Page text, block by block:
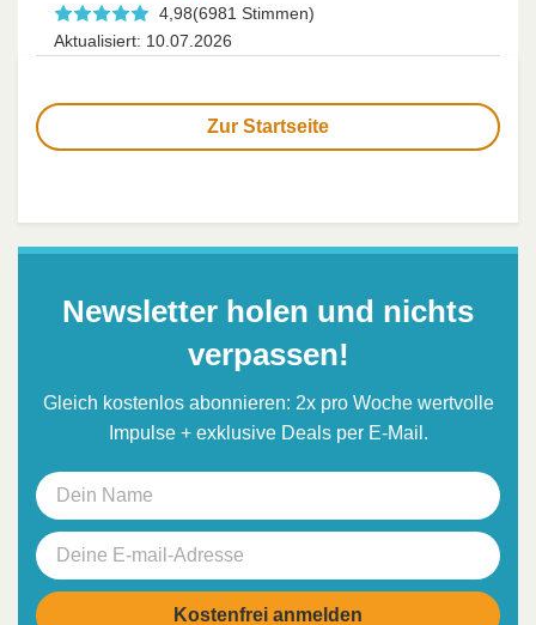
4,98(6981 Stimmen)
Aktualisiert: 10.07.2026
Zur Startseite
Newsletter holen und nichts
verpassen!
Gleich kostenlos abonnieren: 2x pro Woche wertvolle
Impulse + exklusive Deals per E-Mail.